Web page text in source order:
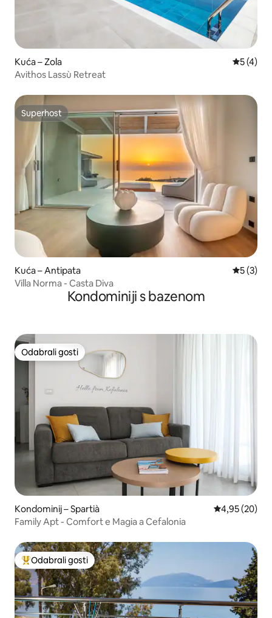
Kuća – Zola
5 (4)
Avithos Lassù Retreat
Superhost
Superhost
Kuća – Antipata
5 (3)
Villa Norma - Casta Diva
Kondominiji s bazenom
Odabrali gosti
Odabrali gosti
Kondominij – Spartià Prosječna
4,95 (20)
Family Apt - Comfort e Magia a Cefalonia
Među najviše rangiranima s oznakom „Odabrali gosti”
Odabrali gosti